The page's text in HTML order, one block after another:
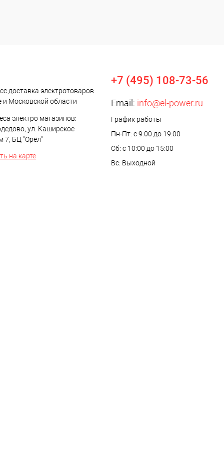
доставка электротоваров
и Московской области
электро магазинов:
ул. Каширское
7, БЦ "Орёл"
на карте
+7 (495) 108-73-56
Email: info@el-power.ru
График работы
Пн-Пт: с 9:00 до 19:00
Сб: с 10:00 до 15:00
Вс: Выходной